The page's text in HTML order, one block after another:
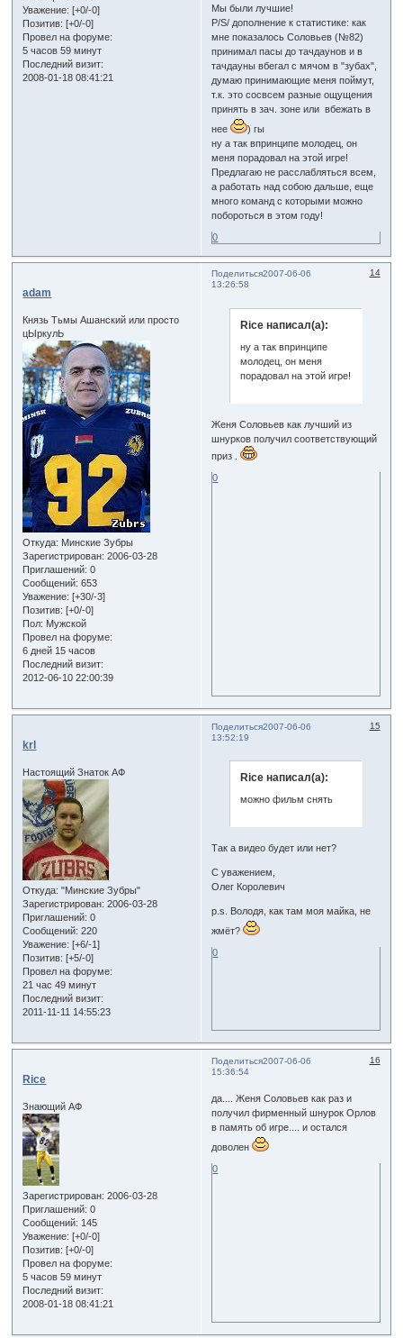
Уважение: [+0/-0]
Позитив: [+0/-0]
Провел на форуме:
5 часов 59 минут
Последний визит:
2008-01-18 08:41:21
Мы были лучшие!
P/S/ дополнение к статистике: как
мне показалось Соловьев (№82)
принимал пасы до тачдаунов и в
тачдауны вбегал с мячом в "зубах",
думаю принимающие меня поймут,
т.к. это сосвсем разные ощущения
принять в зач. зоне или вбежать в
нее
) гы
ну а так впринципе молодец, он
меня порадовал на этой игре!
Предлагаю не расслабляться всем,
а работать над собою дальше, еще
много команд с которыми можно
побороться в этом году!
0
Поделиться 14
2007-06-06
13:26:58
adam
Князь Тьмы Ашанский или просто
цЫркулЬ
Откуда: Минские Зубры
Зарегистрирован: 2006-03-28
Приглашений: 0
Сообщений: 653
Уважение: [+30/-3]
Позитив: [+0/-0]
Пол: Мужской
Провел на форуме:
6 дней 15 часов
Последний визит:
2012-06-10 22:00:39
Rice написал(а):
ну а так впринципе
молодец, он меня
порадовал на этой игре!
Женя Соловьев как лучший из
шнурков получил соответствующий
приз .
0
Поделиться 15
2007-06-06
13:52:19
krl
Настоящий Знаток АФ
Откуда: "Минские Зубры"
Зарегистрирован: 2006-03-28
Приглашений: 0
Сообщений: 220
Уважение: [+6/-1]
Позитив: [+5/-0]
Провел на форуме:
21 час 49 минут
Последний визит:
2011-11-11 14:55:23
Rice написал(а):
можно фильм снять
Так а видео будет или нет?
С уважением,
Олег Королевич
p.s. Володя, как там моя майка, не
жмёт?
0
Поделиться 16
2007-06-06
15:36:54
Rice
Знающий АФ
Зарегистрирован: 2006-03-28
Приглашений: 0
Сообщений: 145
Уважение: [+0/-0]
Позитив: [+0/-0]
Провел на форуме:
5 часов 59 минут
Последний визит:
2008-01-18 08:41:21
да.... Женя Соловьев как раз и
получил фирменный шнурок Орлов
в память об игре.... и остался
доволен
0